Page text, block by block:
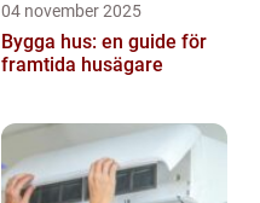
04 november 2025
Bygga hus: en guide för
framtida husägare